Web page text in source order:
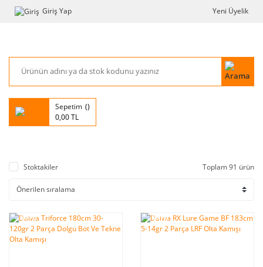
Giriş Yap Yeni Üyelik
Sepetim
0,00 TL
Stoktakiler Toplam 91 ürün
%10 %10